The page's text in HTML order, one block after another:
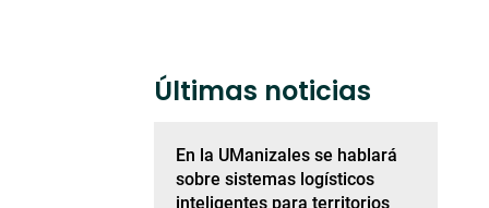
Últimas noticias
En la UManizales se hablará
sobre sistemas logísticos
inteligentes para territorios